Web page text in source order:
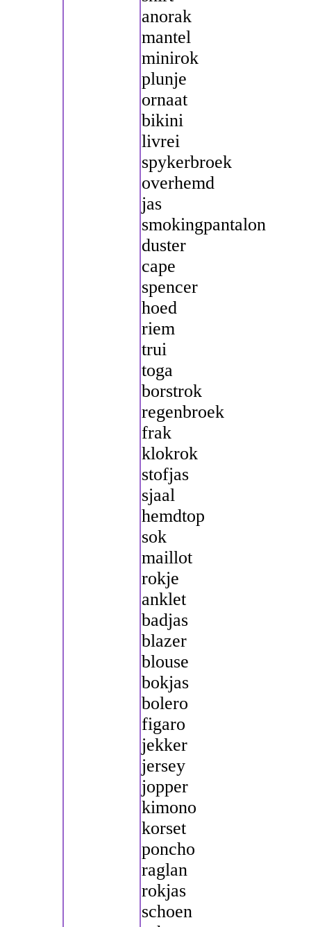
anorak
mantel
minirok
plunje
ornaat
bikini
livrei
spykerbroek
overhemd
jas
smokingpantalon
duster
cape
spencer
hoed
riem
trui
toga
borstrok
regenbroek
frak
klokrok
stofjas
sjaal
hemdtop
sok
maillot
rokje
anklet
badjas
blazer
blouse
bokjas
bolero
figaro
jekker
jersey
jopper
kimono
korset
poncho
raglan
rokjas
schoen